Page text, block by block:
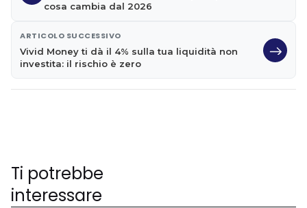
cosa cambia dal 2026
ARTICOLO SUCCESSIVO
Vivid Money ti dà il 4% sulla tua liquidità non
investita: il rischio è zero
Ti potrebbe
interessare